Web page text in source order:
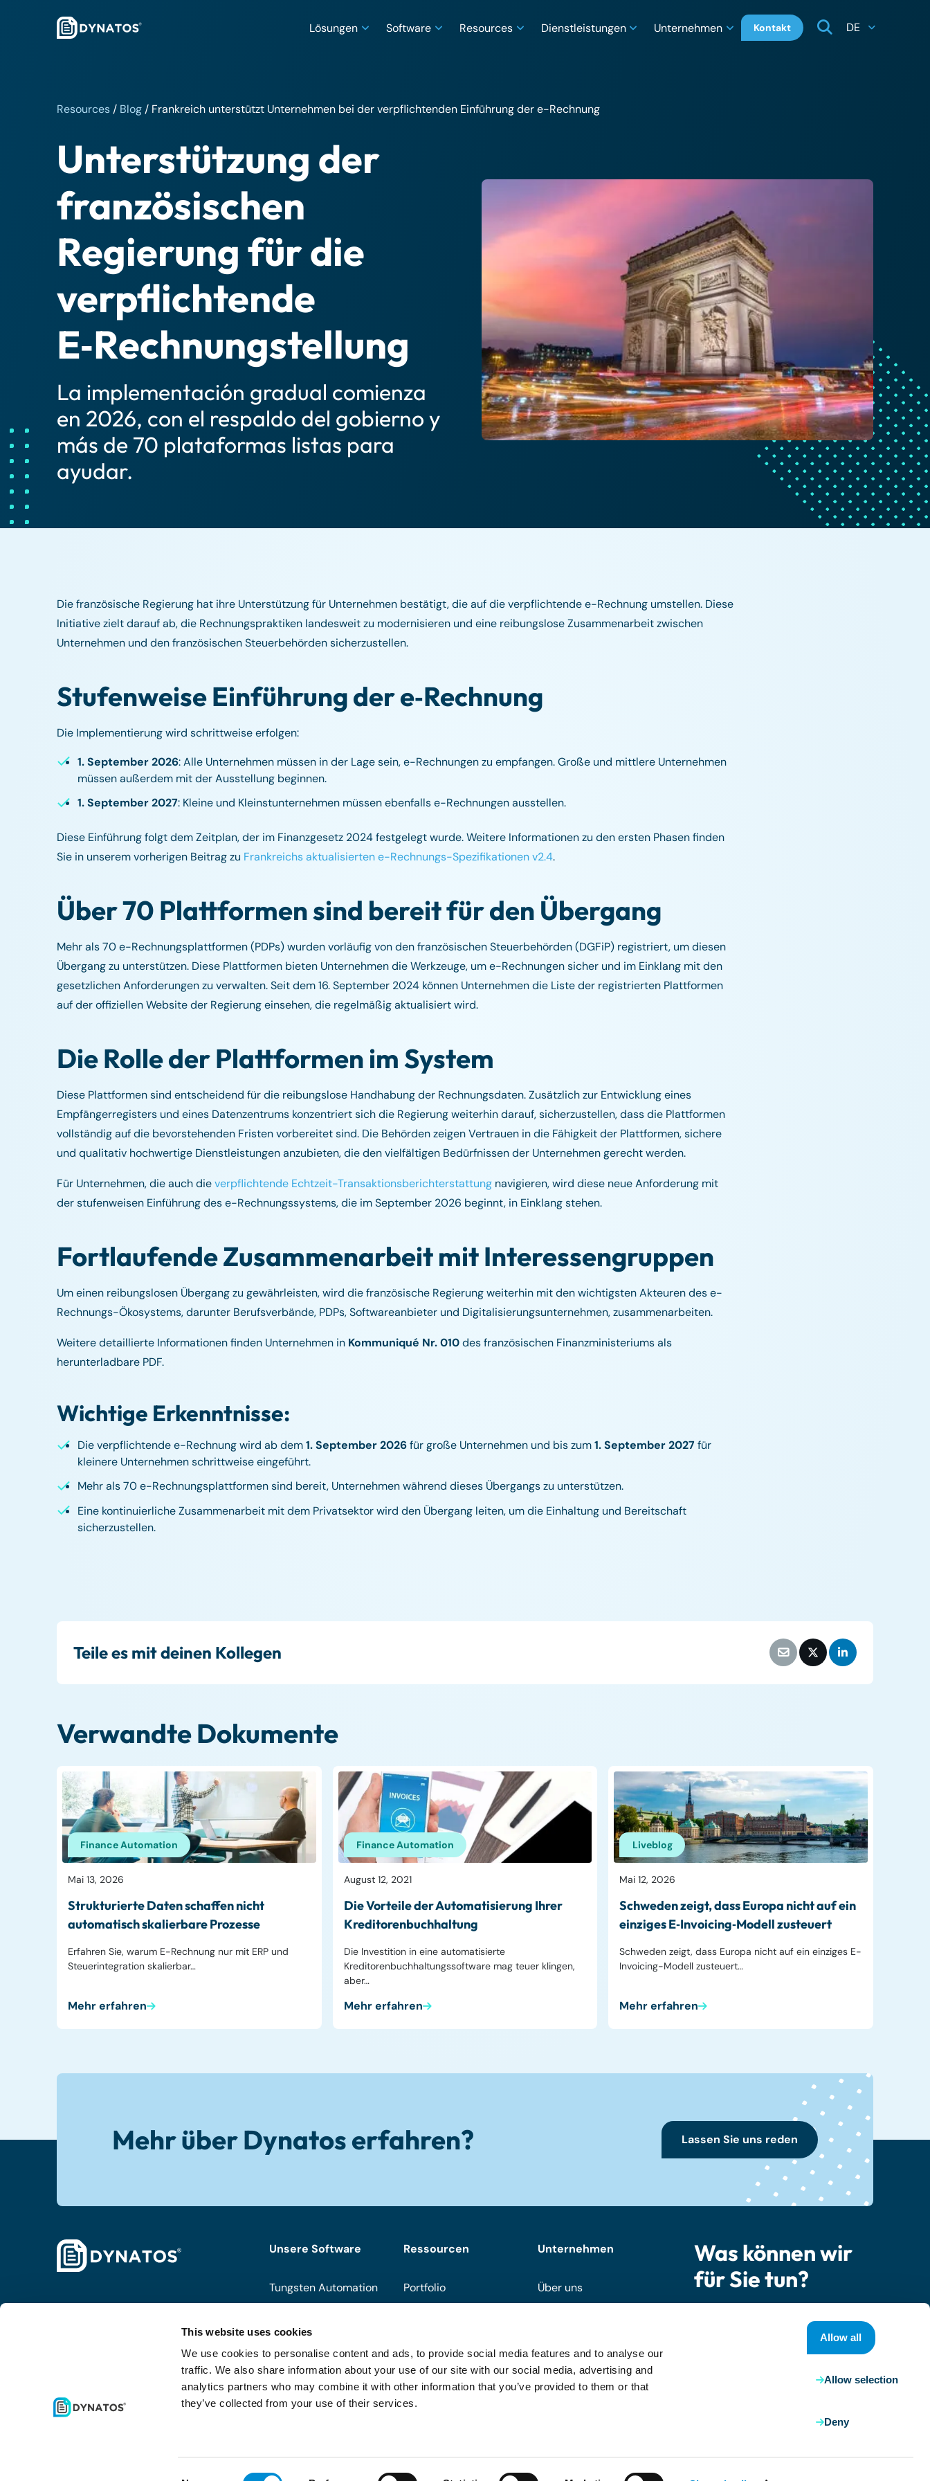
This website uses cookies
We use cookies to personalise content and ads, to provide social media features and to analyse our
traffic. We also share information about your use of our site with our social media, advertising and
analytics partners who may combine it with other information that you’ve provided to them or that
they’ve collected from your use of their services.
Allow all
Allow selection
Deny
Lösungen Software Resources Dienstleistungen Unternehmen Kontakt DE
Resources / Blog / Frankreich unterstützt Unternehmen bei der verpflichtenden Einführung der e-Rechnung
Unterstützung der
französischen
Regierung für die
verpflichtende
E‑Rechnungstellung
La implementación gradual comienza
en 2026, con el respaldo del gobierno y
más de 70 plataformas listas para
ayudar.
Die französische Regierung hat ihre Unterstützung für Unternehmen bestätigt, die auf die verpflichtende e-Rechnung umstellen. Diese
Initiative zielt darauf ab, die Rechnungspraktiken landesweit zu modernisieren und eine reibungslose Zusammenarbeit zwischen
Unternehmen und den französischen Steuerbehörden sicherzustellen.
Stufenweise Einführung der e‑Rechnung
Die Implementierung wird schrittweise erfolgen:
1. September 2026: Alle Unternehmen müssen in der Lage sein, e-Rechnungen zu empfangen. Große und mittlere Unternehmen
müssen außerdem mit der Ausstellung beginnen.
1. September 2027: Kleine und Kleinstunternehmen müssen ebenfalls e-Rechnungen ausstellen.
Diese Einführung folgt dem Zeitplan, der im Finanzgesetz 2024 festgelegt wurde. Weitere Informationen zu den ersten Phasen finden
Sie in unserem vorherigen Beitrag zu Frankreichs aktualisierten e-Rechnungs-Spezifikationen v2.4.
Über 70 Plattformen sind bereit für den Übergang
Mehr als 70 e-Rechnungsplattformen (PDPs) wurden vorläufig von den französischen Steuerbehörden (DGFiP) registriert, um diesen
Übergang zu unterstützen. Diese Plattformen bieten Unternehmen die Werkzeuge, um e-Rechnungen sicher und im Einklang mit den
gesetzlichen Anforderungen zu verwalten. Seit dem 16. September 2024 können Unternehmen die Liste der registrierten Plattformen
auf der offiziellen Website der Regierung einsehen, die regelmäßig aktualisiert wird.
Die Rolle der Plattformen im System
Diese Plattformen sind entscheidend für die reibungslose Handhabung der Rechnungsdaten. Zusätzlich zur Entwicklung eines
Empfängerregisters und eines Datenzentrums konzentriert sich die Regierung weiterhin darauf, sicherzustellen, dass die Plattformen
vollständig auf die bevorstehenden Fristen vorbereitet sind. Die Behörden zeigen Vertrauen in die Fähigkeit der Plattformen, sichere
und qualitativ hochwertige Dienstleistungen anzubieten, die den vielfältigen Bedürfnissen der Unternehmen gerecht werden.
Für Unternehmen, die auch dieverpflichtende Echtzeit-Transaktionsberichterstattung navigieren, wird diese neue Anforderung mit
der stufenweisen Einführung des e-Rechnungssystems, die im September 2026 beginnt, in Einklang stehen.
Fortlaufende Zusammenarbeit mit Interessengruppen
Um einen reibungslosen Übergang zu gewährleisten, wird die französische Regierung weiterhin mit den wichtigsten Akteuren des e-
Rechnungs-Ökosystems, darunter Berufsverbände, PDPs, Softwareanbieter und Digitalisierungsunternehmen, zusammenarbeiten.
Weitere detaillierte Informationen finden Unternehmen in Kommuniqué Nr. 010des französischen Finanzministeriums als
herunterladbare PDF.
Wichtige Erkenntnisse:
Die verpflichtende e-Rechnung wird ab dem1. September 2026für große Unternehmen und bis zum1. September 2027 für
kleinere Unternehmen schrittweise eingeführt.
Mehr als 70 e-Rechnungsplattformen sind bereit, Unternehmen während dieses Übergangs zu unterstützen.
Eine kontinuierliche Zusammenarbeit mit dem Privatsektor wird den Übergang leiten, um die Einhaltung und Bereitschaft
sicherzustellen.
Teile es mit deinen Kollegen
Verwandte Dokumente
Finance Automation
Mai 13, 2026
Strukturierte Daten schaffen nicht
automatisch skalierbare Prozesse
Erfahren Sie, warum E-Rechnung nur mit ERP und
Steuerintegration skalierbar…
Mehr erfahren
Finance Automation
August 12, 2021
Die Vorteile der Automatisierung Ihrer
Kreditorenbuchhaltung
Die Investition in eine automatisierte
Kreditorenbuchhaltungssoftware mag teuer klingen,
aber…
Mehr erfahren
Liveblog
Mai 12, 2026
Schweden zeigt, dass Europa nicht auf ein
einziges E‑Invoicing‑Modell zusteuert
Schweden zeigt, dass Europa nicht auf ein einziges E-
Invoicing-Modell zusteuert…
Mehr erfahren
Mehr über Dynatos erfahren? Lassen Sie uns reden
Unsere Software
Tungsten Automation
Routty
Ressourcen
Portfolio
On demand
Blog
Unternehmen
Über uns
Häufig gestellte Fragen
Was können wir
für Sie tun?